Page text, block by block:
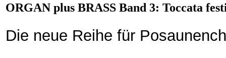
ORGAN plus BRASS Band 3: Toccata
Die neue Reihe für